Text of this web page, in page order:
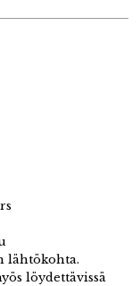
lähtökohta.
löydettävissä